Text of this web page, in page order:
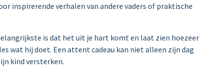
inspirerende verhalen van andere vaders of praktische
is dat het uit je hart komt en laat zien hoezeer
wat hij doet. Een attent cadeau kan niet alleen zijn dag
kind versterken.